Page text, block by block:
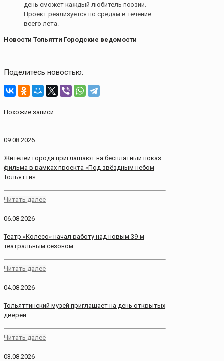
день сможет каждый любитель поэзии.
Проект реализуется по средам в течение
всего лета.
Новости Тольятти Городские ведомости
Поделитесь новостью:
Похожие записи
09.08.2026
Жителей города приглашают на бесплатный показ
фильма в рамках проекта «Под звёздным небом
Тольятти»
Читать далее
06.08.2026
Театр «Колесо» начал работу над новым 39‑м
театральным сезоном
Читать далее
04.08.2026
Тольяттинский музей приглашает на день открытых
дверей
Читать далее
03.08.2026